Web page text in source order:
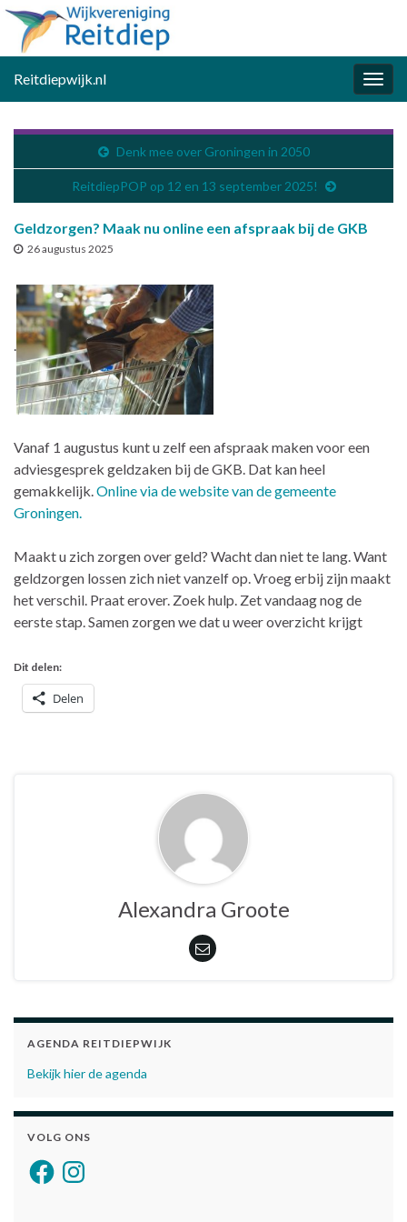
Reitdiepwijk.nl
Denk mee over Groningen in 2050
ReitdiepPOP op 12 en 13 september 2025!
Geldzorgen? Maak nu online een afspraak bij de GKB
26 augustus 2025
.
Vanaf 1 augustus kunt u zelf een afspraak maken voor een
adviesgesprek geldzaken bij de GKB. Dat kan heel
gemakkelijk.Online via de website van de gemeente
Groningen.
Maakt u zich zorgen over geld? Wacht dan niet te lang. Want
geldzorgen lossen zich niet vanzelf op. Vroeg erbij zijn maakt
het verschil. Praat erover. Zoek hulp. Zet vandaag nog de
eerste stap. Samen zorgen we dat u weer overzicht krijgt
Dit delen:
Delen
Alexandra Groote
AGENDA REITDIEPWIJK
Bekijk hier de agenda
VOLG ONS
FacebookInstagram